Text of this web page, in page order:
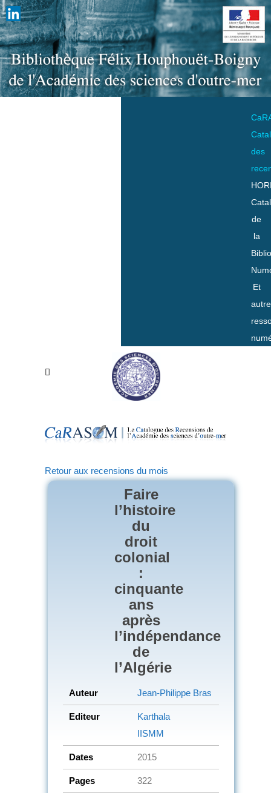
des
de
la
Et
Retour aux recensions du mois
Faire
l’histoire
du
droit
colonial
:
cinquante
ans
après
l’indépendance
de
l’Algérie
Auteur Jean-Philippe Bras
Editeur
Karthala
IISMM
Dates 2015
Pages 322